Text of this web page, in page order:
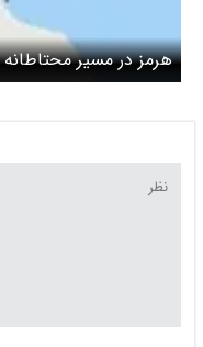
هرمز در مسیر